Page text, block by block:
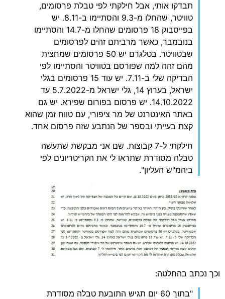
תבדקו אותי, אבל חילקתי לפי טבלת פרסומים,
טוויטר, שהחלו מ-9.3 והסתיימו ב-8.11. יש
בפייסבוק 18 פרסומים שהחלו מ-14.7 והסתיימו
בנובמבר, כאשר מרביתם זהים לפרסומים
שבטוויטר. בטלגרם יש 50 פרסומים שמחצית
מהם זהה למה שפורסם בטוויטר והסתיימו לפי
הבדיקה שלי ב-7.11. יש עוד 15 פרסומים בגלי
ישראל, בערוץ 14, גלי ישראל מ-5.7.2022 עד
14.10.2022. יש פרסום בפורום שפירא. יש גם
באתר האינטרנט של מר ציפורי, עם טווח זמן שהוא
קצת בעייתי ובספר של הנתבע שזה פרסום אחד.
חילקתי ל-7 קבוצות. שם אני מבקשת שתעשה
טבלה מסודרת שתראו לי את הקריטריונים לפי
ביהמ"ש העליון".
וכך נכתב בהחלטה:
"בתוך 60 יום תגיש התובעת טבלה מסודרת